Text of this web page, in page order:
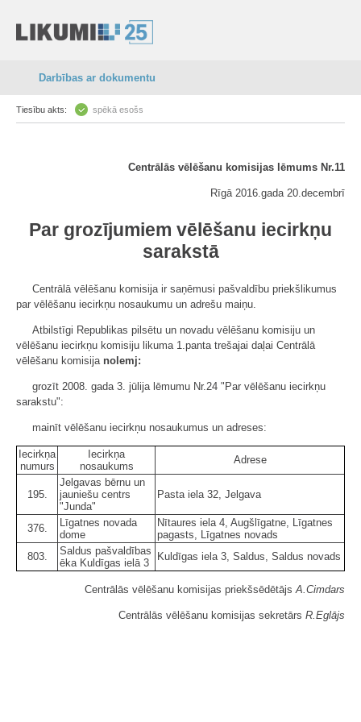
Darbības ar dokumentu
Tiesību akts: spēkā esošs
Centrālās vēlēšanu komisijas lēmums Nr.11
Rīgā 2016.gada 20.decembrī
Par grozījumiem vēlēšanu iecirkņu
sarakstā
Centrālā vēlēšanu komisija ir saņēmusi pašvaldību priekšlikumus
par vēlēšanu iecirkņu nosaukumu un adrešu maiņu.
Atbilstīgi Republikas pilsētu un novadu vēlēšanu komisiju un
vēlēšanu iecirkņu komisiju likuma 1.panta trešajai daļai Centrālā
vēlēšanu komisija nolemj:
grozīt 2008. gada 3. jūlija lēmumu Nr.24 "Par vēlēšanu iecirkņu
sarakstu":
mainīt vēlēšanu iecirkņu nosaukumus un adreses:
Iecirkņa
numurs
Iecirkņa
nosaukums
Adrese
195.
Jelgavas bērnu un
jauniešu centrs
"Junda"
Pasta iela 32, Jelgava
376.
Līgatnes novada
dome
Nītaures iela 4, Augšlīgatne, Līgatnes
pagasts, Līgatnes novads
803.
Saldus pašvaldības
ēka Kuldīgas ielā 3
Kuldīgas iela 3, Saldus, Saldus novads
Centrālās vēlēšanu komisijas priekšsēdētājsA.Cimdars
Centrālās vēlēšanu komisijas sekretārs R.Eglājs